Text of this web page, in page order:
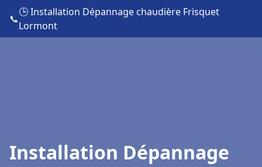
📞
🕒 Installation Dépannage chaudière Frisquet
Lormont
Installation Dépannage